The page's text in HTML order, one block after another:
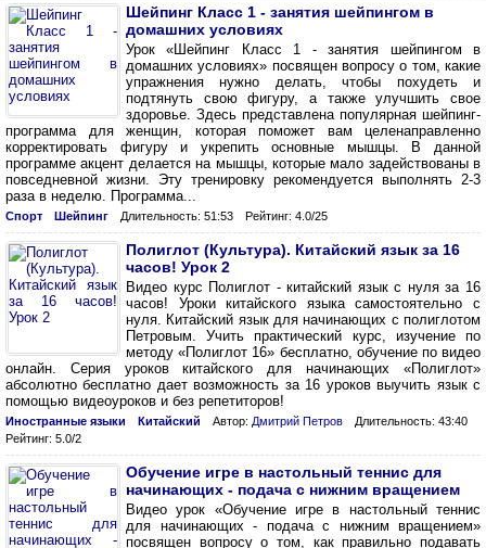
Шейпинг Класс 1 - занятия шейпингом в
домашних условиях
Урок «Шейпинг Класс 1 - занятия шейпингом в
домашних условиях» посвящен вопросу о том, какие
упражнения нужно делать, чтобы похудеть и
подтянуть свою фигуру, а также улучшить свое
здоровье. Здесь представлена популярная шейпинг-
программа для женщин, которая поможет вам целенаправленно
корректировать фигуру и укрепить основные мышцы. В данной
программе акцент делается на мышцы, которые мало задействованы в
повседневной жизни. Эту тренировку рекомендуется выполнять 2-3
раза в неделю. Программа...
Спорт Шейпинг Длительность: 51:53 Рейтинг: 4.0/25
Полиглот (Культура). Китайский язык за 16
часов! Урок 2
Видео курс Полиглот - китайский язык с нуля за 16
часов! Уроки китайского языка самостоятельно с
нуля. Китайский язык для начинающих с полиглотом
Петровым. Учить практический курс, изучение по
методу «Полиглот 16» бесплатно, обучение по видео
онлайн. Серия уроков китайского для начинающих «Полиглот»
абсолютно бесплатно дает возможность за 16 уроков выучить язык с
помощью видеоуроков и без репетиторов!
Иностранные языки Китайский Автор: Дмитрий Петров
Длительность: 43:40
Рейтинг: 5.0/2
Обучение игре в настольный теннис для
начинающих - подача с нижним вращением
Видео урок «Обучение игре в настольный теннис
для начинающих - подача с нижним вращением»
посвящен вопросу о том, как правильно подавать